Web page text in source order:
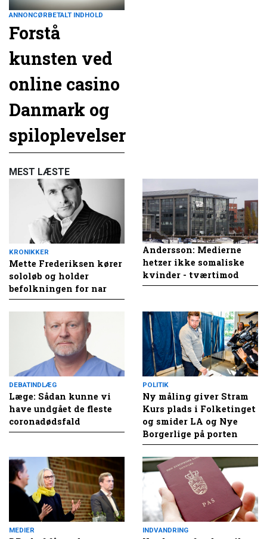
ANNONCØRBETALT INDHOLD
Forstå
kunsten ved
online casino
Danmark og
spiloplevelser
MEST LÆSTE
KRONIKKER
Mette Frederiksen kører
sololøb og holder
befolkningen for nar
Andersson: Medierne
hetzer ikke somaliske
kvinder - tværtimod
DEBATINDLÆG
Læge: Sådan kunne vi
have undgået de fleste
coronadødsfald
POLITIK
Ny måling giver Stram
Kurs plads i Folketinget
og smider LA og Nye
Borgerlige på porten
MEDIER INDVANDRING